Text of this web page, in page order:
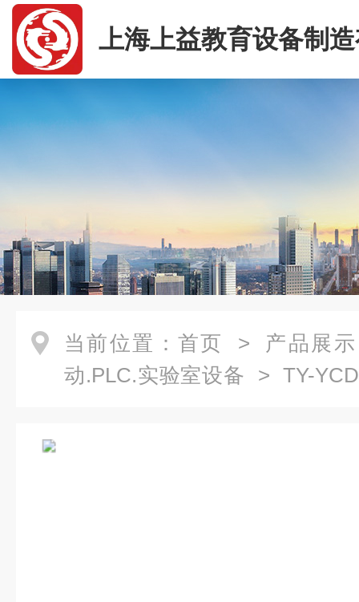
上海上益教育设备制
司
当前位置： 首页 > 产品展示
动.PLC.实验室设备 > TY-